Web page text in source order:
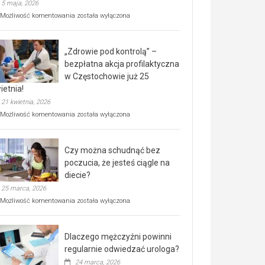
5 maja, 2026
Możliwość komentowania Rusza
rehabilitacji
dla
seniorów!
została wyłączona
„Zdrowie pod kontrolą” –
bezpłatna akcja profilaktyczna
w Częstochowie już 25
21 kwietnia, 2026
Możliwość komentowania „Zdrowie
bezpłatna
akcja
profilaktyczna
w
już
kwietnia!
została wyłączona
Czy można schudnąć bez
poczucia, że jesteś ciągle na
diecie?
25 marca, 2026
Możliwość komentowania Czy
poczucia,
że
została wyłączona
Dlaczego mężczyźni powinni
regularnie odwiedzać urologa?
24 marca, 2026